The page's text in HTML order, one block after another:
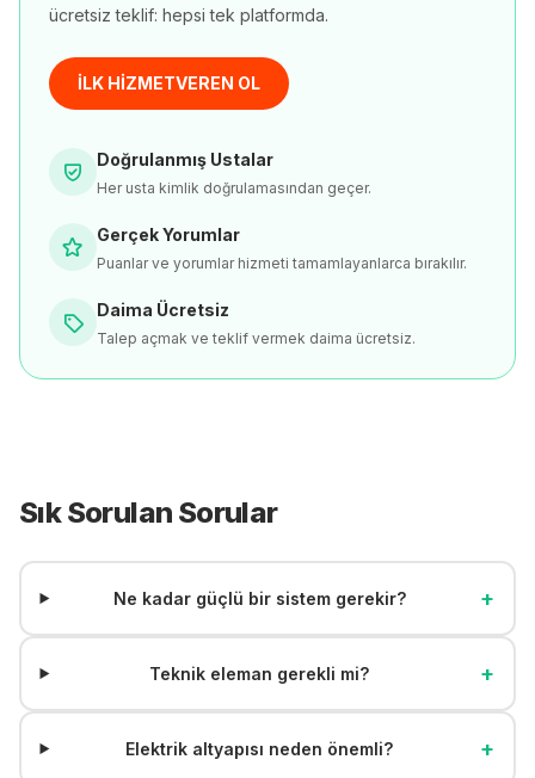
ücretsiz teklif: hepsi tek platformda.
İLK HİZMETVEREN OL
Doğrulanmış Ustalar
Her usta kimlik doğrulamasından geçer.
Gerçek Yorumlar
Puanlar ve yorumlar hizmeti tamamlayanlarca bırakılır.
Daima Ücretsiz
Talep açmak ve teklif vermek daima ücretsiz.
Sık Sorulan Sorular
Ne kadar güçlü bir sistem gerekir? +
Teknik eleman gerekli mi? +
Elektrik altyapısı neden önemli? +